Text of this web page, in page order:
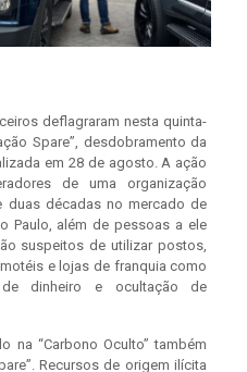
deflagraram nesta quinta-
Spare”, desdobramento da
em 28 de agosto. A ação
de uma organização
duas décadas no mercado de
Paulo, além de pessoas a ele
suspeitos de utilizar postos,
e lojas de franquia como
de dinheiro e ocultação de
na “Carbono Oculto” também
Recursos de origem ilícita